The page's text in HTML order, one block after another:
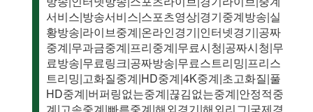
서비스|방송서비스|스포츠영상|경기중계방송|실
황방송|라이브중계|온라인경기|인터넷경기|공짜
중계|무과금중계|프리중계|무료시청|공짜시청|무
료방송|무료링크|공짜방송|무료스트리밍|프리스
트리밍|고화질중계|HD중계|4K중계|초고화질|풀
HD중계|버퍼링없는중계|끊김없는중계|안정적중